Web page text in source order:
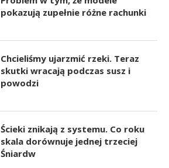
pokazują zupełnie różne rachunki
Chcieliśmy ujarzmić rzeki. Teraz
skutki wracają podczas susz i
powodzi
Ścieki znikają z systemu. Co roku
skala dorównuje jednej trzeciej
Śniardw